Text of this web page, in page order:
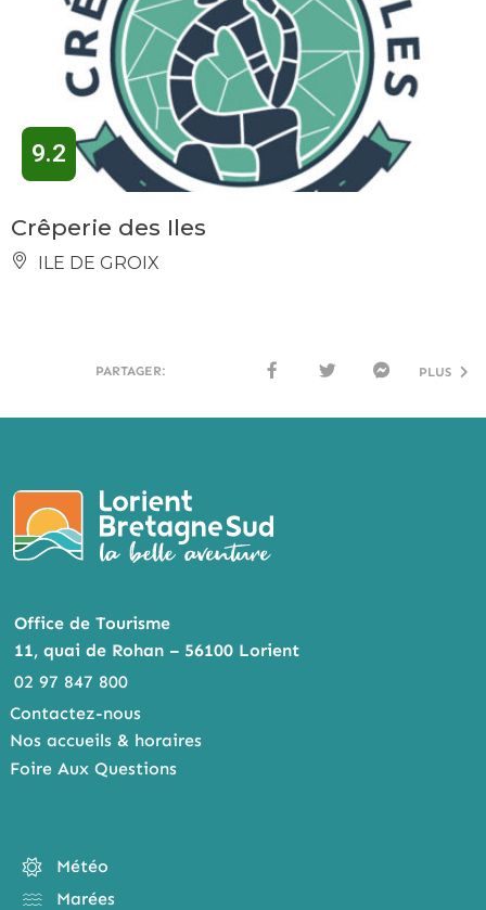
9.2
Crêperie des Iles
ILE DE GROIX
PARTAGER:
PLUS
Office de Tourisme
11, quai de Rohan – 56100 Lorient
02 97 847 800
Contactez-nous
Nos accueils & horaires
Foire Aux Questions
Météo
Marées